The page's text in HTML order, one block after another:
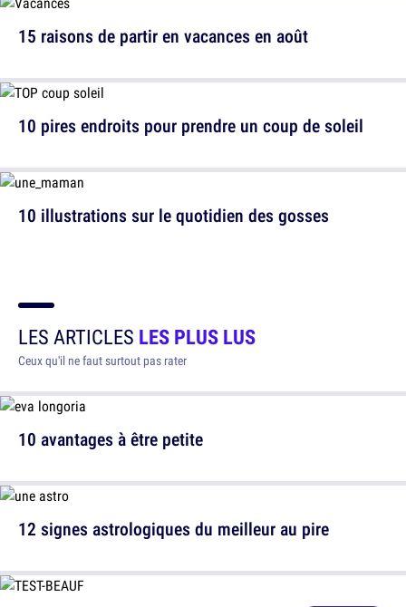
10 pires endroits pour prendre un coup de soleil
15 raisons de partir en vacances en août
10 illustrations sur le quotidien des gosses
LES ARTICLES LES PLUS LUS
Ceux qu'il ne faut surtout pas rater
10 avantages à être petite
12 signes astrologiques du meilleur au pire